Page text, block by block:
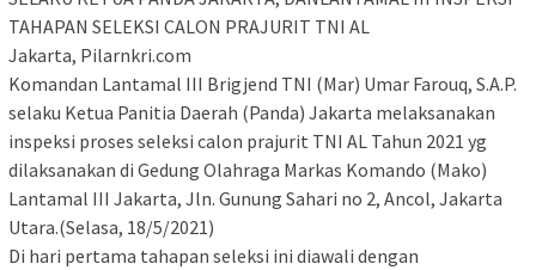
TAHAPAN SELEKSI CALON PRAJURIT TNI AL
Jakarta, Pilarnkri.com
Komandan Lantamal III Brigjend TNI (Mar) Umar Farouq, S.A.P.
selaku Ketua Panitia Daerah (Panda) Jakarta melaksanakan
inspeksi proses seleksi calon prajurit TNI AL Tahun 2021 yg
dilaksanakan di Gedung Olahraga Markas Komando (Mako)
Lantamal III Jakarta, Jln. Gunung Sahari no 2, Ancol, Jakarta
Utara.(Selasa, 18/5/2021)
Di hari pertama tahapan seleksi ini diawali dengan